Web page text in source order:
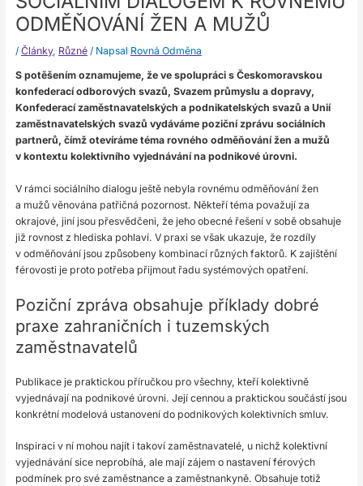
ODMĚŇOVÁNÍ ŽEN A MUŽŮ
/ Články, Různé/ Napsal Rovná Odměna
S potěšením oznamujeme, že ve spolupráci s Českomoravskou
konfederací odborových svazů, Svazem průmyslu a dopravy,
Konfederací zaměstnavatelských a podnikatelských svazů a Unií
zaměstnavatelských svazů vydáváme poziční zprávu sociálních
partnerů, čímž otevíráme téma rovného odměňování žen a mužů
v kontextu kolektivního vyjednávání na podnikové úrovni.
V rámci sociálního dialogu ještě nebyla rovnému odměňování žen
a mužů věnována patřičná pozornost. Někteří téma považují za
okrajové, jiní jsou přesvědčeni, že jeho obecné řešení v sobě obsahuje
již rovnost z hlediska pohlaví. V praxi se však ukazuje, že rozdíly
v odměňování jsou způsobeny kombinací různých faktorů. K zajištění
férovosti je proto potřeba přijmout řadu systémových opatření.
Poziční zpráva obsahuje příklady dobré
praxe zahraničních i tuzemských
zaměstnavatelů
Publikace je praktickou příručkou pro všechny, kteří kolektivně
vyjednávají na podnikové úrovni. Její cennou a praktickou součástí jsou
konkrétní modelová ustanovení do podnikových kolektivních smluv.
Inspiraci v ní mohou najít i takoví zaměstnavatelé, u nichž kolektivní
vyjednávání sice neprobíhá, ale mají zájem o nastavení férových
podmínek pro své zaměstnance a zaměstnankyně. Obsahuje totiž